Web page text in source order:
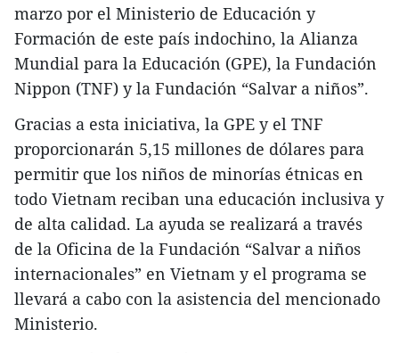
marzo por el Ministerio de Educación y
Formación de este país indochino, la Alianza
Mundial para la Educación (GPE), la Fundación
Nippon (TNF) y la Fundación “Salvar a niños”.
Gracias a esta iniciativa, la GPE y el TNF
proporcionarán 5,15 millones de dólares para
permitir que los niños de minorías étnicas en
todo Vietnam reciban una educación inclusiva y
de alta calidad. La ayuda se realizará a través
de la Oficina de la Fundación “Salvar a niños
internacionales” en Vietnam y el programa se
llevará a cabo con la asistencia del mencionado
Ministerio.